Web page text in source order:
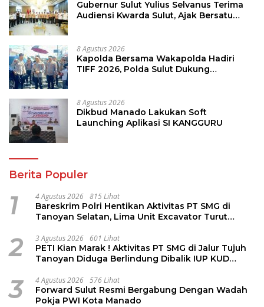
Gubernur Sulut Yulius Selvanus Terima
Audiensi Kwarda Sulut, Ajak Bersatu
8 Agustus 2026
Kapolda Bersama Wakapolda Hadiri
TIFF 2026, Polda Sulut Dukung
8 Agustus 2026
Dikbud Manado Lakukan Soft
Launching Aplikasi SI KANGGURU
Berita Populer
1 4 Agustus 2026 815 Lihat
Bareskrim Polri Hentikan Aktivitas PT SMG di
Tanoyan Selatan, Lima Unit Excavator Turut
2 3 Agustus 2026 601 Lihat
PETI Kian Marak ! Aktivitas PT SMG di Jalur Tujuh
Tanoyan Diduga Berlindung Dibalik IUP KUD
3 4 Agustus 2026 576 Lihat
Forward Sulut Resmi Bergabung Dengan Wadah
Pokja PWI Kota Manado